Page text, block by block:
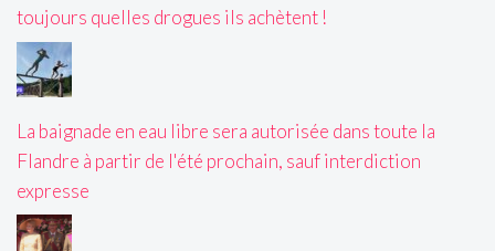
toujours quelles drogues ils achètent !
La baignade en eau libre sera autorisée dans toute la
Flandre à partir de l'été prochain, sauf interdiction
expresse